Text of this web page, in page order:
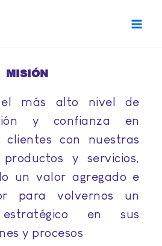
MISIÓN
el más alto nivel de
y confianza en
clientes con nuestras
y servicios,
un valor agregado e
para volvernos un
en sus
y procesos